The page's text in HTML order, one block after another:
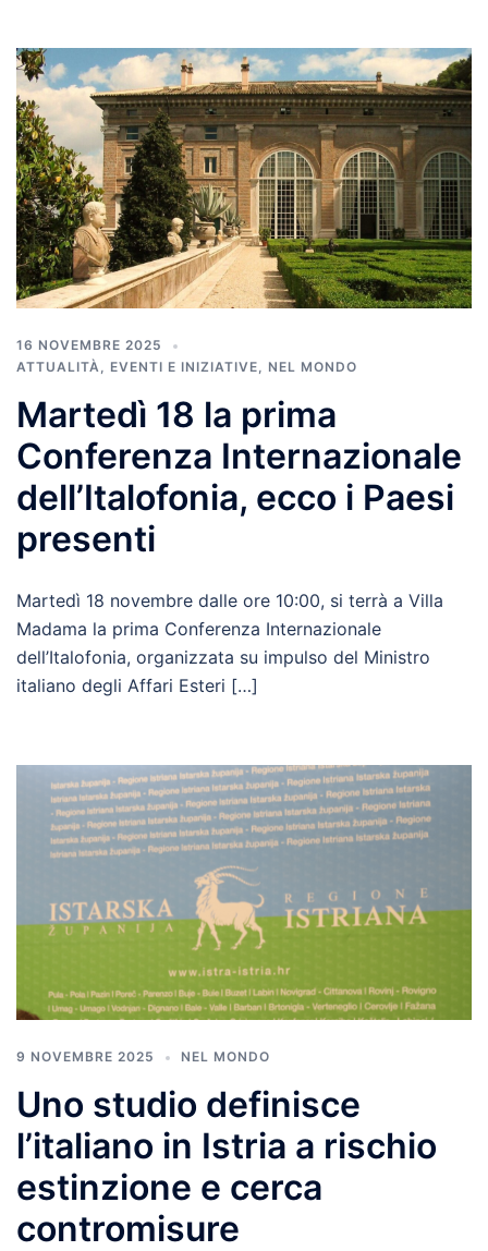
16 NOVEMBRE 2025
ATTUALITÀ, EVENTI E INIZIATIVE, NEL MONDO
Martedì 18 la prima
Conferenza Internazionale
dell’Italofonia, ecco i Paesi
presenti
Martedì 18 novembre dalle ore 10:00, si terrà a Villa
Madama la prima Conferenza Internazionale
dell’Italofonia, organizzata su impulso del Ministro
italiano degli Affari Esteri […]
9 NOVEMBRE 2025 NEL MONDO
Uno studio definisce
l’italiano in Istria a rischio
estinzione e cerca
contromisure